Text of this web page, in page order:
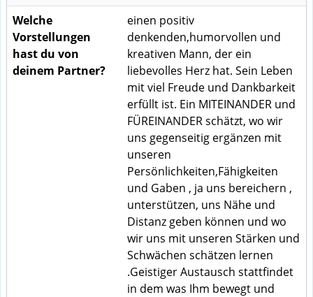
Welche
Vorstellungen
hast du von
deinem Partner?
einen positiv
denkenden,humorvollen und
kreativen Mann, der ein
liebevolles Herz hat. Sein Leben
mit viel Freude und Dankbarkeit
erfüllt ist. Ein MITEINANDER und
FÜREINANDER schätzt, wo wir
uns gegenseitig ergänzen mit
unseren
Persönlichkeiten,Fähigkeiten
und Gaben , ja uns bereichern ,
unterstützen, uns Nähe und
Distanz geben können und wo
wir uns mit unseren Stärken und
Schwächen schätzen lernen
.Geistiger Austausch stattfindet
in dem was Ihm bewegt und